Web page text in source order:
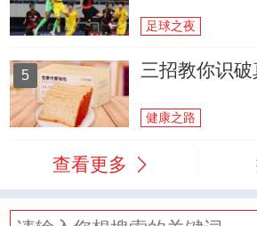
足球之夜
5 三招教你识
健康之路
查看更多